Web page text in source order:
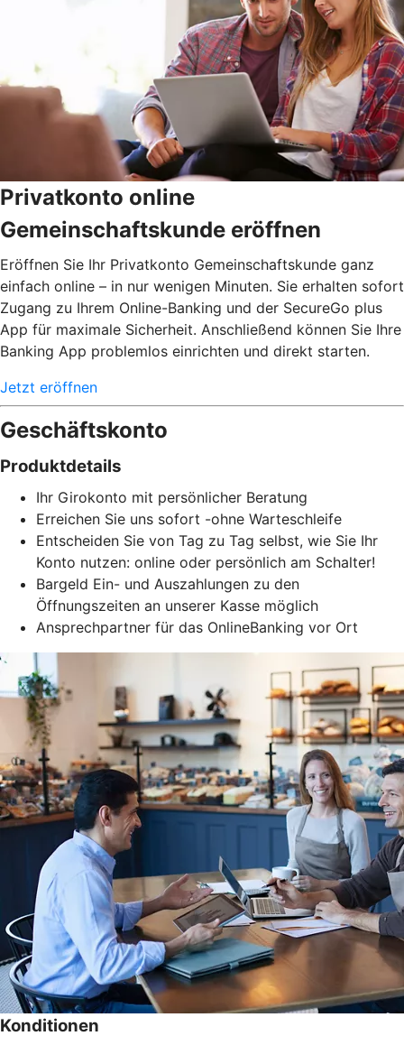
Privatkonto online
Gemeinschaftskunde eröffnen
Eröffnen Sie Ihr Privatkonto Gemeinschaftskunde ganz
einfach online – in nur wenigen Minuten. Sie erhalten sofort
Zugang zu Ihrem Online-Banking und der SecureGo plus
App für maximale Sicherheit. Anschließend können Sie Ihre
Banking App problemlos einrichten und direkt starten.
Jetzt eröffnen
Geschäftskonto
Produktdetails
Ihr Girokonto mit persönlicher Beratung
Erreichen Sie uns sofort -ohne Warteschleife
Entscheiden Sie von Tag zu Tag selbst, wie Sie Ihr
Konto nutzen: online oder persönlich am Schalter!
Bargeld Ein- und Auszahlungen zu den
Öffnungszeiten an unserer Kasse möglich
Ansprechpartner für das OnlineBanking vor Ort
Konditionen